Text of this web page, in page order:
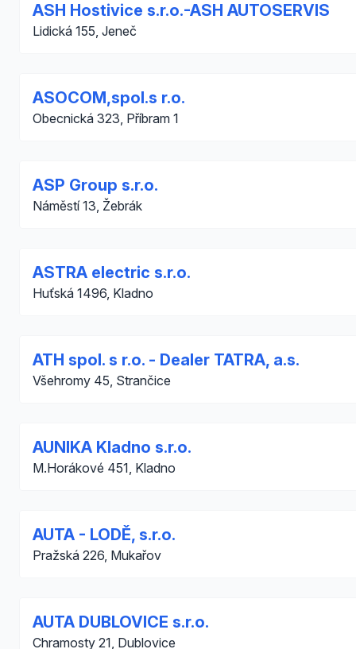
ASH Hostivice s.r.o.-ASH AUTOSERVIS
Lidická 155, Jeneč
ASOCOM,spol.s r.o.
Obecnická 323, Příbram 1
ASP Group s.r.o.
Náměstí 13, Žebrák
ASTRA electric s.r.o.
Huťská 1496, Kladno
ATH spol. s r.o. - Dealer TATRA, a.s.
Všehromy 45, Strančice
AUNIKA Kladno s.r.o.
M.Horákové 451, Kladno
AUTA - LODĚ, s.r.o.
Pražská 226, Mukařov
AUTA DUBLOVICE s.r.o.
Chramosty 21, Dublovice